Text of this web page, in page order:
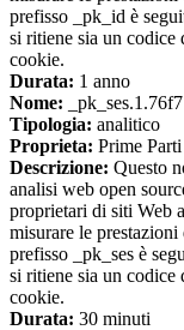
prefisso _pk_id è
si ritiene sia un
cookie.
Durata: 1 anno
Nome: _pk_ses.1.76f7
Tipologia: analitico
Proprieta: Prime Parti
Descrizione: Questo
analisi web open
proprietari di siti Web
misurare le
prefisso _pk_ses è
si ritiene sia un
cookie.
Durata: 30 minuti